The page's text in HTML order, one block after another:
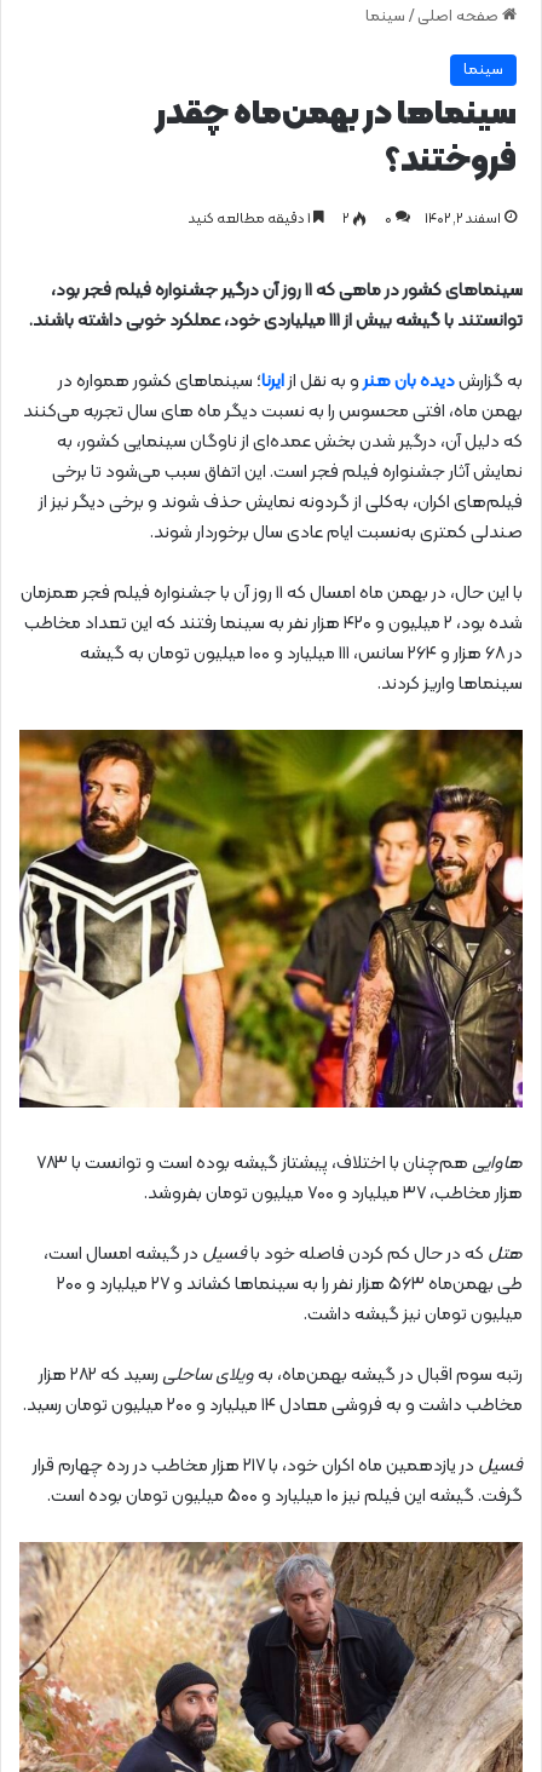
صفحه اصلی / سینما
سینما
سینماها در بهمن‌ماه چقدر
فروختند؟
اسفند ۲, ۱۴۰۲ 0 ۲
سینماهای کشور در ماهی که ۱۱ روز آن درگیر جشنواره فیلم فجر بود،
توانستند با گیشه بیش از ۱۱۱ میلیاردی خود، عملکرد خوبی داشته باشند.
به گزارشدیده بان هنرو به نقل ازایرنا؛ سینماهای کشور همواره در
بهمن‌ ماه، افتی محسوس را به‌ نسبت دیگر ماه‌ های سال تجربه می‌کنند
که دلیل آن، درگیر شدن بخش عمده‌ای از ناوگان سینمایی کشور، به
نمایش آثار جشنواره فیلم فجر است. این اتفاق سبب می‌شود تا برخی
فیلم‌های اکران، به‌کلی از گردونه نمایش حذف شوند و برخی دیگر نیز از
صندلی کمتری به‌نسبت ایام عادی سال برخوردار شوند.
با این حال، در بهمن‌ ماه امسال که ۱۱ روز آن با جشنواره فیلم فجر همزمان
شده بود، ۲ میلیون و ۴۲۰ هزار نفر به سینما رفتند که این تعداد مخاطب
در ۶۸ هزار و ۲۶۴ سانس، ۱۱۱ میلیارد و ۱۰۰ میلیون تومان به گیشه
سینماها واریز کردند.
هاوایی
هم‌چنان با اختلاف، پیشتاز گیشه بوده است و توانست با ۷۸۳
هزار مخاطب، ۳۷ میلیارد و ۷۰۰ میلیون تومان بفروشد.
هتل که در حال کم کردن فاصله خود بافسیل در گیشه امسال است،
طی بهمن‌ماه ۵۶۳ هزار نفر را به سینماها کشاند و ۲۷ میلیارد و ۲۰۰
میلیون تومان نیز گیشه داشت.
رتبه سوم اقبال در گیشه بهمن‌ماه، بهویلای ساحلی
رسید که ۲۸۲ هزار
مخاطب داشت و به فروشی معادل ۱۴ میلیارد و ۲۰۰ میلیون تومان رسید.
فسیل
در یازدهمین ماه اکران خود، با ۲۱۷ هزار مخاطب در رده چهارم قرار
گرفت. گیشه این فیلم نیز ۱۰ میلیارد و ۵۰۰ میلیون تومان بوده است.